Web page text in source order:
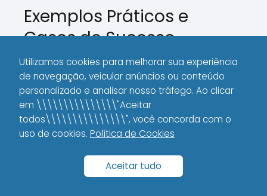
Exemplos Práticos e
Cases de Sucesso
Uma das melhores maneiras de
compreender a aplicação do conceito
de jornada de conversão é analisar
casos práticos e exemplos de empresas
que obtiveram sucesso ao implementá-
cenários que ilustram como essa
Utilizamos cookies para melhorar sua experiência
de navegação, veicular anúncios ou conteúdo
personalizado e analisar nosso tráfego. Ao clicar
em \\\\\\\\\\\\\\\"Aceitar
todos\\\\\\\\\\\\\\\", você concorda com o
uso de cookies. Política de Cookies
Aceitar tudo